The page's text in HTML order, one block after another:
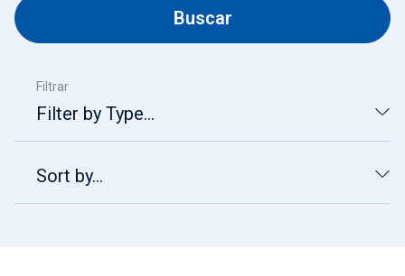
Únete a nuestro equipo
Sobre nosotros
Global
Buscar
Filtrar
Filter by Type...
Sort by...